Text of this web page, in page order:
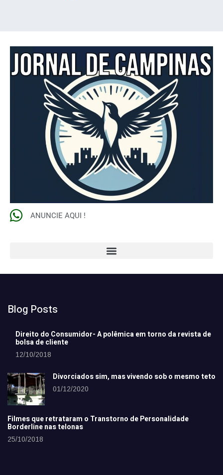
ANUNCIE AQUI !
Blog Posts
Direito do Consumidor- A polêmica em torno da revista de
bolsa de cliente
12/10/2018
Divorciados sim, mas vivendo sob o mesmo teto
01/12/2020
Filmes que retrataram o Transtorno de Personalidade
Borderline nas telonas
25/10/2018